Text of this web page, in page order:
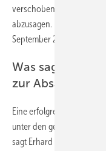
verschobene glasstec, die
abzusagen. Die nächste
September 2022 geplant.
Was sagt der
zur Absage der
Eine erfolgreiche
unter den gegebenen
sagt Erhard Wienkamp,